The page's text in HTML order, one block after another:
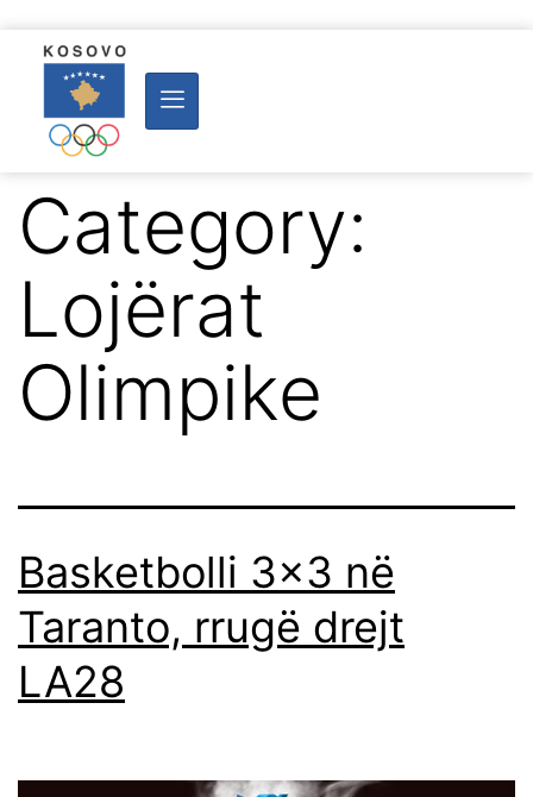
Category:
Lojërat
Olimpike
Basketbolli 3×3 në
Taranto, rrugë drejt
LA28